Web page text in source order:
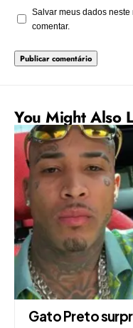
Salvar meus dados
comentar.
You Might Also
Gato Preto